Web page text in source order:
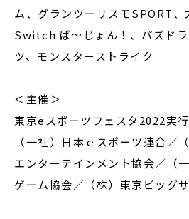
ム、グランツーリスモSPORT
Switch ば～じょん！、パズド
ツ、モンスターストライク
＜主催＞
東京eスポーツフェスタ2022実
（一社）日本ｅスポーツ連合／
エンターテインメント協会／（
ゲーム協会／（株）東京ビッグサ